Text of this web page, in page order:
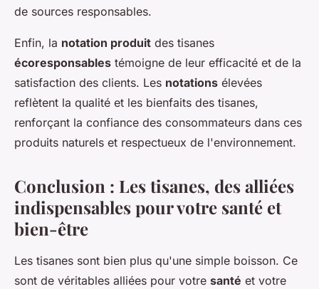
de sources responsables.
Enfin, la notation produit des tisanes
écoresponsables témoigne de leur efficacité et de la
satisfaction des clients. Les notations élevées
reflètent la qualité et les bienfaits des tisanes,
renforçant la confiance des consommateurs dans ces
produits naturels et respectueux de l'environnement.
Conclusion : Les tisanes, des alliées
indispensables pour votre santé et
bien-être
Les tisanes sont bien plus qu'une simple boisson. Ce
sont de véritables alliées pour votre santé et votre